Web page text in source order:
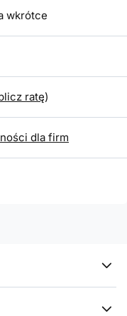
wkrótce
ratę)
dla firm